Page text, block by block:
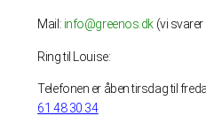
Mail: info@greenos.dk (vi
Ring til Louise:
Telefonen er åben tirsdag til
61 48 30 34